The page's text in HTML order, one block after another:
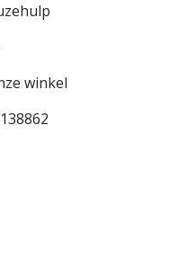
winkel